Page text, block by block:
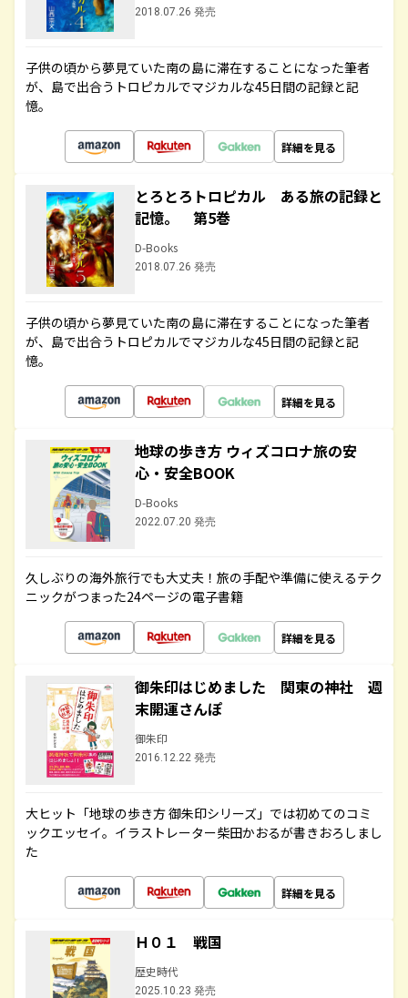
2018.07.26 発売
子供の頃から夢見ていた南の島に滞在することになった筆者
が、島で出合うトロピカルでマジカルな45日間の記録と記
憶。
詳細を見る
とろとろトロピカル ある旅の記録と
記憶。 第5巻
D-Books
2018.07.26 発売
子供の頃から夢見ていた南の島に滞在することになった筆者
が、島で出合うトロピカルでマジカルな45日間の記録と記
憶。
詳細を見る
地球の歩き方 ウィズコロナ旅の安
心・安全BOOK
D-Books
2022.07.20 発売
久しぶりの海外旅行でも大丈夫！旅の手配や準備に使えるテク
ニックがつまった24ページの電子書籍
詳細を見る
御朱印はじめました 関東の神社 週
末開運さんぽ
御朱印
2016.12.22 発売
大ヒット「地球の歩き方 御朱印シリーズ」では初めてのコミ
ックエッセイ。イラストレーター柴田かおるが書きおろしまし
た
詳細を見る
Ｈ０１ 戦国
歴史時代
2025.10.23 発売